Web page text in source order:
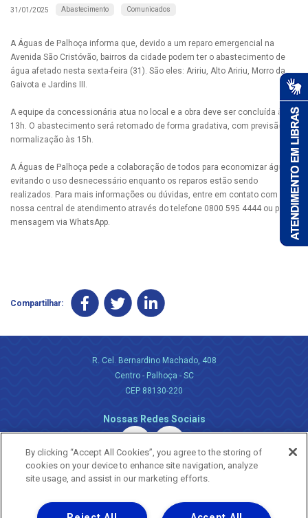
31/01/2025 Abastecimento Comunicados
A Águas de Palhoça informa que, devido a um reparo emergencial na
Avenida São Cristóvão, bairros da cidade podem ter o abastecimento de
água afetado nesta sexta-feira (31). São eles: Aririu, Alto Aririu, Morro da
Gaivota e Jardins III.
A equipe da concessionária atua no local e a obra deve ser concluída às
13h. O abastecimento será retomado de forma gradativa, com previsão de
normalização às 15h.
A Águas de Palhoça pede a colaboração de todos para economizar água,
evitando o uso desnecessário enquanto os reparos estão sendo
realizados. Para mais informações ou dúvidas, entre em contato com a
nossa central de atendimento através do telefone 0800 595 4444 ou por
mensagem via WhatsApp.
Compartilhar:
R. Cel. Bernardino Machado, 408
Centro - Palhoça - SC
CEP 88130-220
Nossas Redes Sociais
By clicking “Accept All Cookies”, you agree to the storing of
cookies on your device to enhance site navigation, analyze
site usage, and assist in our marketing efforts.